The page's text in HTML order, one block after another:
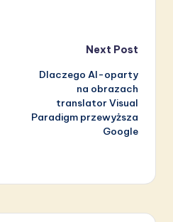
Next Post
Dlaczego AI-oparty
na obrazach
translator Visual
Paradigm przewyższa
Google